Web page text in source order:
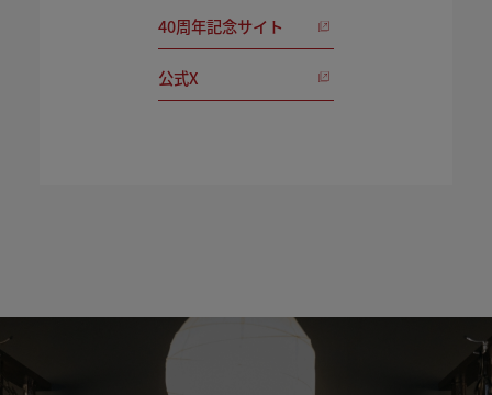
40周年記念サイト
公式X